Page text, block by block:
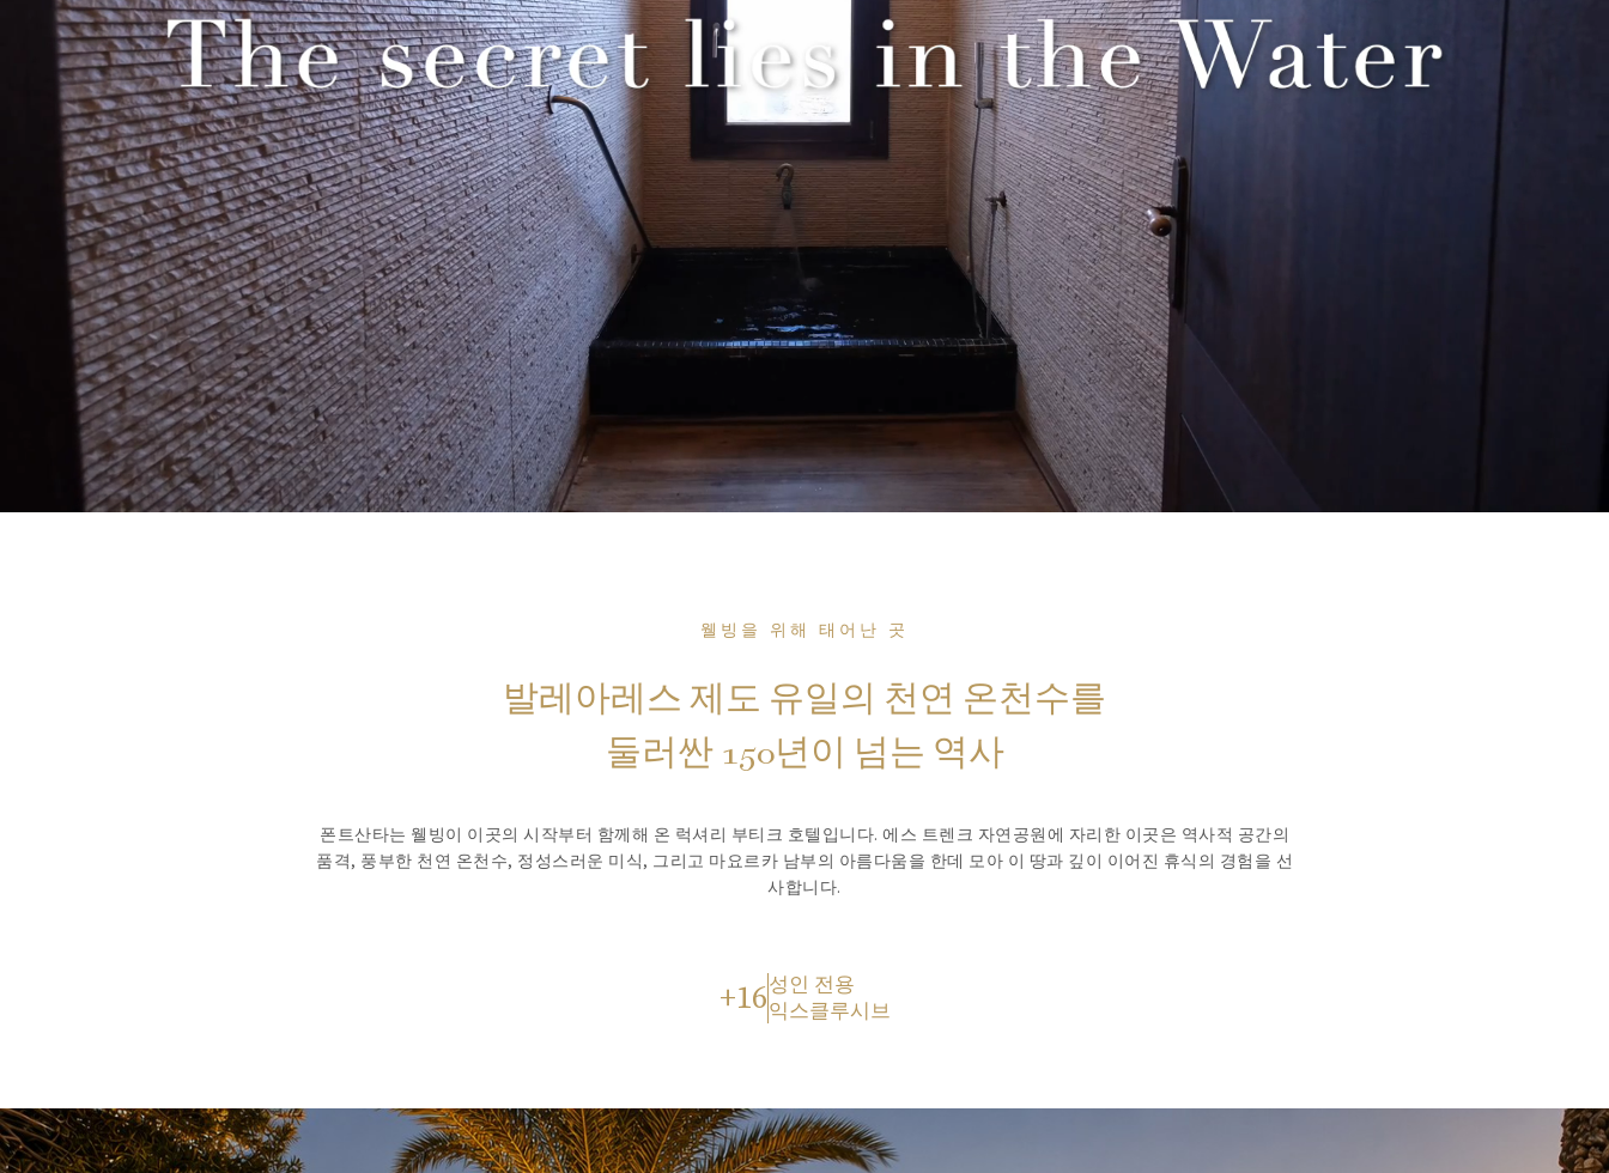
웰빙을 위해 태어난 곳
발레아레스 제도 유일의 천연 온천수를
둘러싼 150년이 넘는 역사
폰트산타는 웰빙이 이곳의 시작부터 함께해 온 럭셔리 부티크 호텔입니다. 에스 트렌크 자연공원에 자리한 이곳은 역사적 공간의
품격, 풍부한 천연 온천수, 정성스러운 미식, 그리고 마요르카 남부의 아름다움을 한데 모아 이 땅과 깊이 이어진 휴식의 경험을 선
사합니다.
+16성인 전용
익스클루시브